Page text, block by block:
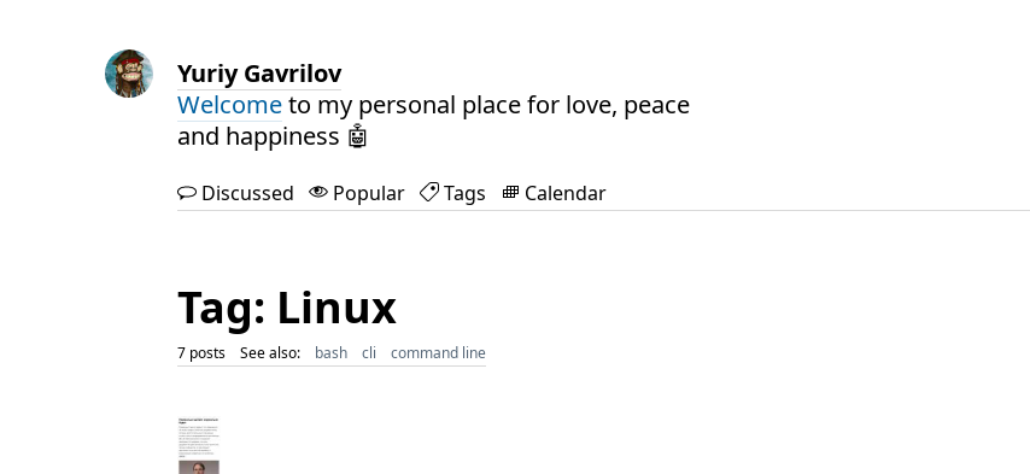
Yuriy Gavrilov
Welcometo my personal place for love, peace
and happiness 🤖
Discussed Popular Tags Calendar
Tag: Linux
7 posts See also: bash cli command line